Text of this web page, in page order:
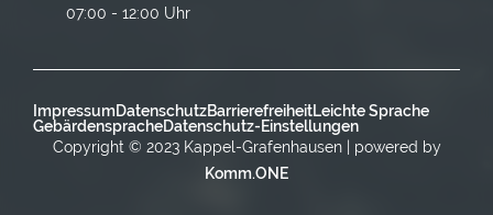
07:00 - 12:00 Uhr
ImpressumDatenschutzBarrierefreiheitLeichte Sprache
GebärdenspracheDatenschutz-Einstellungen
Copyright © 2023 Kappel-Grafenhausen | powered by
Komm.ONE